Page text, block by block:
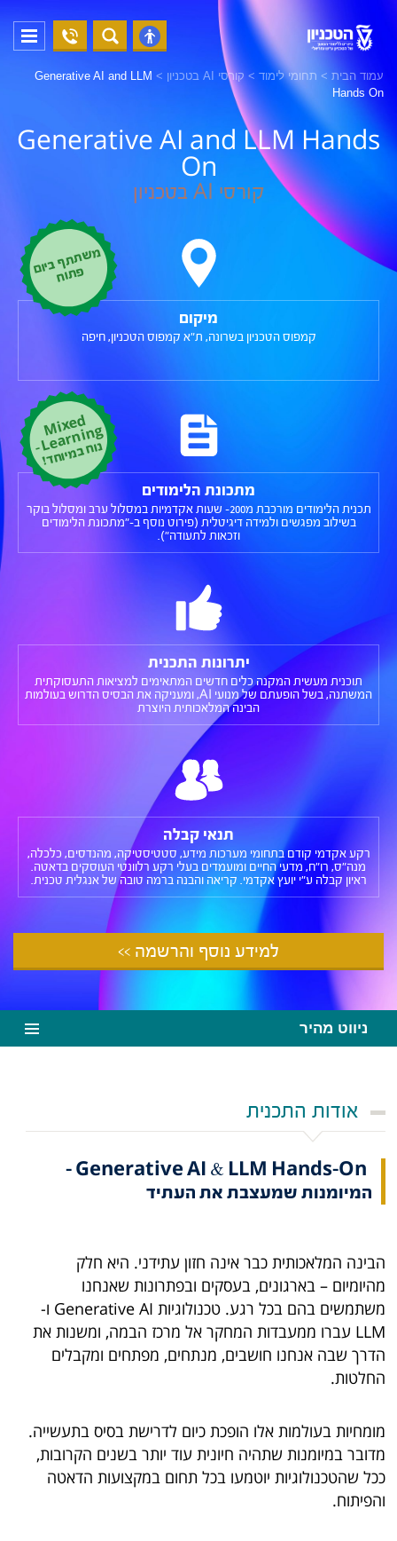
פתח
נגישות
04-
8294228
פתח
עמוד הבית > תחומי לימוד > קורסי AI בטכניון >
Generative AI and LLM
Hands On
Generative AI and LLM Hands
On
קורסי AI בטכניון
מ
ש
ת
ת
ף
ב
יום
פ
ת
וח
מיקום
קמפוס הטכניון בשרונה, ת"א קמפוס הטכניון, חיפה
Mi
x
e
d
L
e
ar
ni
n
g
-
נוח
ב
מ
יוח
ד
!
מתכונת הלימודים
תכנית הלימודים מורכבת מ200- שעות אקדמיות במסלול ערב ומסלול בוקר
בשילוב מפגשים ולמידה דיגיטלית (פירוט נוסף ב-"מתכונת הלימודים
וזכאות לתעודה").
יתרונות התכנית
תוכנית מעשית המקנה כלים חדשים המתאימים למציאות התעסוקתית
המשתנה, בשל הופעתם של מנועי AI, ומעניקה את הבסיס הדרוש בעולמות
הבינה המלאכותית היוצרת
תנאי קבלה
רקע אקדמי קודם בתחומי מערכות מידע, סטטיסטיקה, מהנדסים, כלכלה,
מנה"ס, רו"ח, מדעי החיים ומועמדים בעלי רקע רלוונטי העוסקים בדאטה.
ראיון קבלה ע"י יועץ אקדמי. קריאה והבנה ברמה טובה של אנגלית טכנית.
למידע נוסף והרשמה >>
ניווט מהיר
אודות התכנית
המיומנות שמעצבת את העתיד
הבינה המלאכותית כבר אינה חזון עתידני. היא חלק
מהיומיום – בארגונים, בעסקים ובפתרונות שאנחנו
משתמשים בהם בכל רגע. טכנולוגיות Generative AI ו-
LLM עברו ממעבדות המחקר אל מרכז הבמה, ומשנות את
הדרך שבה אנחנו חושבים, מנתחים, מפתחים ומקבלים
החלטות.
מומחיות בעולמות אלו הופכת כיום לדרישת בסיס בתעשייה.
מדובר במיומנות שתהיה חיונית עוד יותר בשנים הקרובות,
ככל שהטכנולוגיות יוטמעו בכל תחום במקצועות הדאטה
והפיתוח.